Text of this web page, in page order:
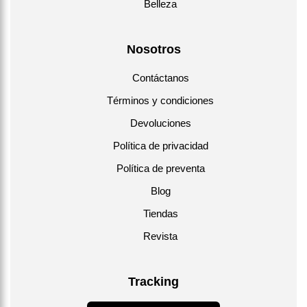
Belleza
Nosotros
Contáctanos
Términos y condiciones
Devoluciones
Política de privacidad
Política de preventa
Blog
Tiendas
Revista
Tracking